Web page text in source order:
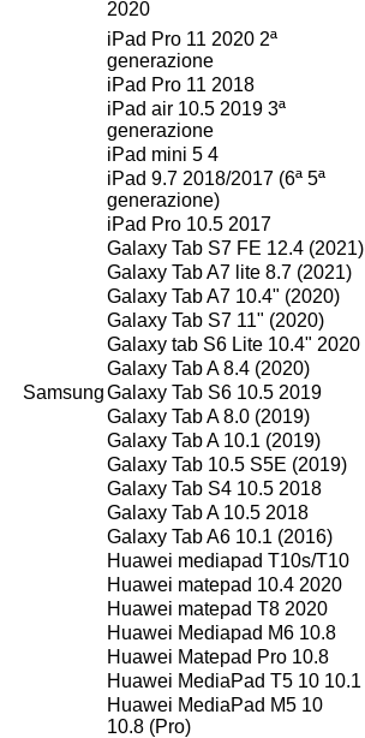
2020
iPad Pro 11 2020 2ª
generazione
iPad Pro 11 2018
iPad air 10.5 2019 3ª
generazione
iPad mini 5 4
iPad 9.7 2018/2017 (6ª 5ª
generazione)
iPad Pro 10.5 2017
Samsung
Galaxy Tab S7 FE 12.4 (2021)
Galaxy Tab A7 lite 8.7 (2021)
Galaxy Tab A7 10.4" (2020)
Galaxy Tab S7 11" (2020)
Galaxy tab S6 Lite 10.4" 2020
Galaxy Tab A 8.4 (2020)
Galaxy Tab S6 10.5 2019
Galaxy Tab A 8.0 (2019)
Galaxy Tab A 10.1 (2019)
Galaxy Tab 10.5 S5E (2019)
Galaxy Tab S4 10.5 2018
Galaxy Tab A 10.5 2018
Galaxy Tab A6 10.1 (2016)
Huawei mediapad T10s/T10
Huawei matepad 10.4 2020
Huawei matepad T8 2020
Huawei Mediapad M6 10.8
Huawei Matepad Pro 10.8
Huawei MediaPad T5 10 10.1
Huawei MediaPad M5 10
10.8 (Pro)